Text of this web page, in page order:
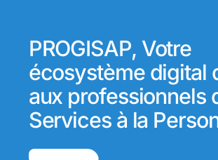
PROGISAP, Votre
écosystème digital
aux professionnels
Services à la